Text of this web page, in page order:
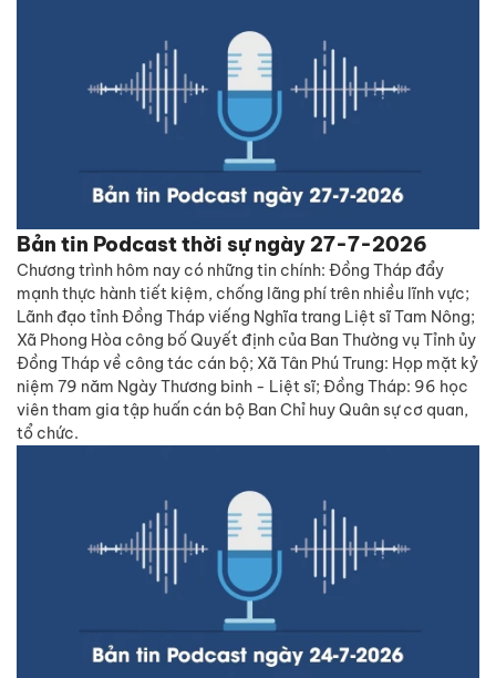
Bản tin Podcast thời sự ngày 27-7-2026
Chương trình hôm nay có những tin chính: Đồng Tháp đẩy
mạnh thực hành tiết kiệm, chống lãng phí trên nhiều lĩnh vực;
Lãnh đạo tỉnh Đồng Tháp viếng Nghĩa trang Liệt sĩ Tam Nông;
Xã Phong Hòa công bố Quyết định của Ban Thường vụ Tỉnh ủy
Đồng Tháp về công tác cán bộ; Xã Tân Phú Trung: Họp mặt kỷ
niệm 79 năm Ngày Thương binh - Liệt sĩ; Đồng Tháp: 96 học
viên tham gia tập huấn cán bộ Ban Chỉ huy Quân sự cơ quan,
tổ chức.